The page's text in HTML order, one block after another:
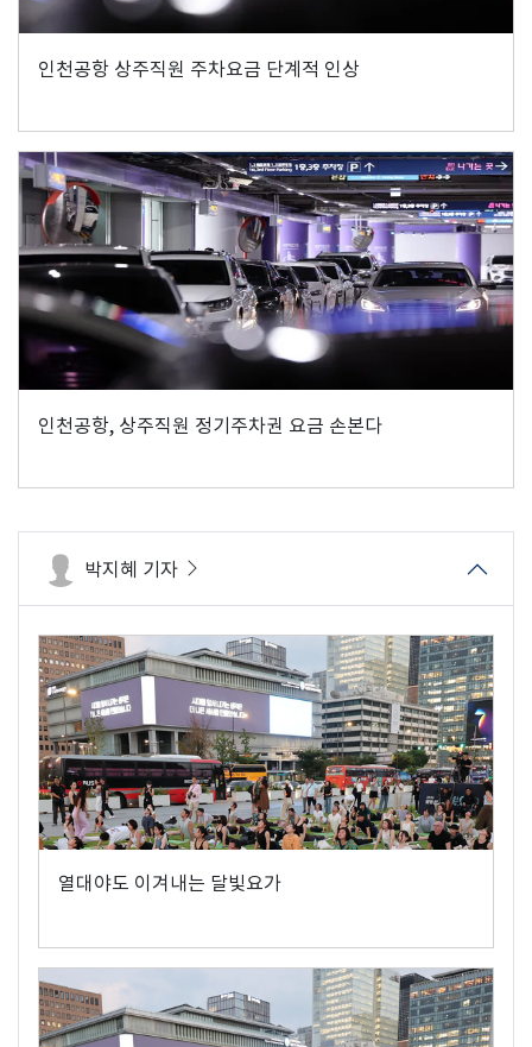
인천공항 상주직원 주차요금 단계적 인상
인천공항, 상주직원 정기주차권 요금 손본다
박지혜 기자
열대야도 이겨내는 달빛요가